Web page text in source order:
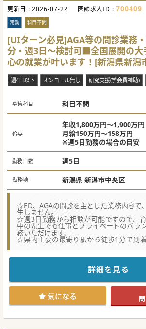
更新日 : 2026-07-22 医師求人ID : 700409
常勤 科目不問
[UIターン必見]AGA等の問診業務
分・週3日～検討可■全国展開の大
心の就業が叶います！[新潟県新潟
週4日以下 オンコール無し 研究支援(学会費補助)
募集科目 科目不問
給与
年収1,800万円～1,900万円
月給150万円～158万円
※週5日勤務の場合の目安
勤務日数 週5日
勤務地 新潟県 新潟市中央区
☆ED、AGAの問診を主とした業務内容で
生しません。
☆週3日勤務から相談が可能ですので、
中の先生でも仕事とプライベートのバラ
務いただけます。
☆県内主要の最寄り駅から徒歩1分で到
れず、快適な通勤が叶います。
☆★コンサルタントからのメッセージ★☆
国内に40院以上を展開する、「タイパ」
特化した自費診療クリニックが新潟に登場
主に男性特有の悩みにフォーカスした診
完全週休2日制、残業ゼロでオンオフが
中で、安心して勤務いただくことが可能
ぜひ一度現場をのぞきに来てください。
#秋入職可
詳細を見る
気になる